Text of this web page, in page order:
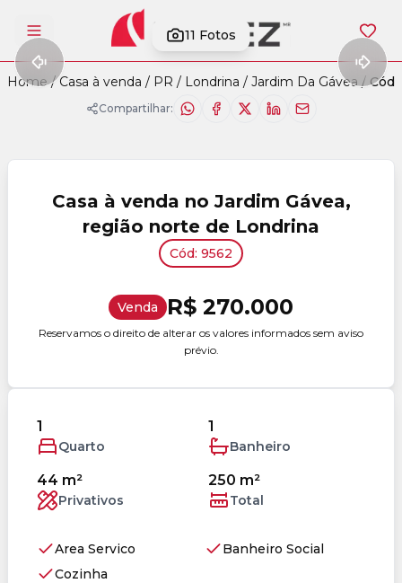
Abrir menu 11 Fotos
Home / Casa à venda / PR / Londrina / Jardim Da Gávea / Cód.
Compartilhar:
Casa à venda no Jardim Gávea,
região norte de Londrina
Cód: 9562
Venda R$ 270.000
Reservamos o direito de alterar os valores informados sem aviso
prévio.
1
Quarto
1
Banheiro
44 m²
Privativos
250 m²
Total
Area Servico
Banheiro Social
Cozinha